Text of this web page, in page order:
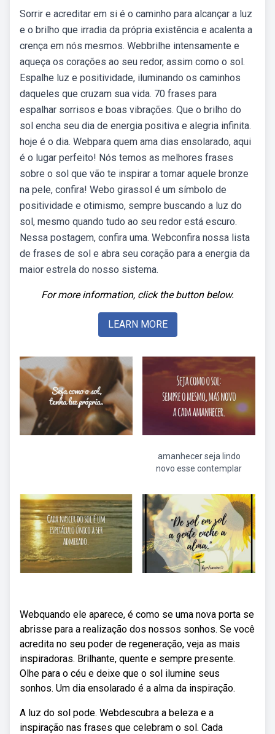
Sorrir e acreditar em si é o caminho para alcançar a luz
e o brilho que irradia da própria existência e acalenta a
crença em nós mesmos. Webbrilhe intensamente e
aqueça os corações ao seu redor, assim como o sol.
Espalhe luz e positividade, iluminando os caminhos
daqueles que cruzam sua vida. 70 frases para
espalhar sorrisos e boas vibrações. Que o brilho do
sol encha seu dia de energia positiva e alegria infinita.
hoje é o dia. Webpara quem ama dias ensolarado, aqui
é o lugar perfeito! Nós temos as melhores frases
sobre o sol que vão te inspirar a tomar aquele bronze
na pele, confira! Webo girassol é um símbolo de
positividade e otimismo, sempre buscando a luz do
sol, mesmo quando tudo ao seu redor está escuro.
Nessa postagem, confira uma. Webconfira nossa lista
de frases de sol e abra seu coração para a energia da
maior estrela do nosso sistema.
For more information, click the button below.
LEARN MORE
amanhecer seja lindo
novo esse contemplar
Webquando ele aparece, é como se uma nova porta se
abrisse para a realização dos nossos sonhos. Se você
acredita no seu poder de regeneração, veja as mais
inspiradoras. Brilhante, quente e sempre presente.
Olhe para o céu e deixe que o sol ilumine seus
sonhos. Um dia ensolarado é a alma da inspiração.
A luz do sol pode. Webdescubra a beleza e a
inspiração nas frases que celebram o sol. Cada